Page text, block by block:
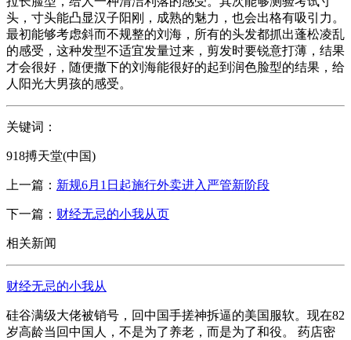
头，寸头能凸显汉子阳刚，成熟的魅力，也会出格有吸引力。
最初能够考虑斜而不规整的刘海，所有的头发都抓出蓬松凌乱
的感受，这种发型不适宜发量过来，剪发时要锐意打薄，结果
才会很好，随便撒下的刘海能很好的起到润色脸型的结果，给
人阳光大男孩的感受。
关键词：
918搏天堂(中国)
上一篇： 新规6月1日起施行外卖进入严管新阶段
下一篇： 财经无忌的小我从页
相关新闻
财经无忌的小我从
硅谷满级大佬被销号，回中国手搓神拆逼的美国服软。现在82
岁高龄当回中国人，不是为了养老，而是为了和役。 药店密